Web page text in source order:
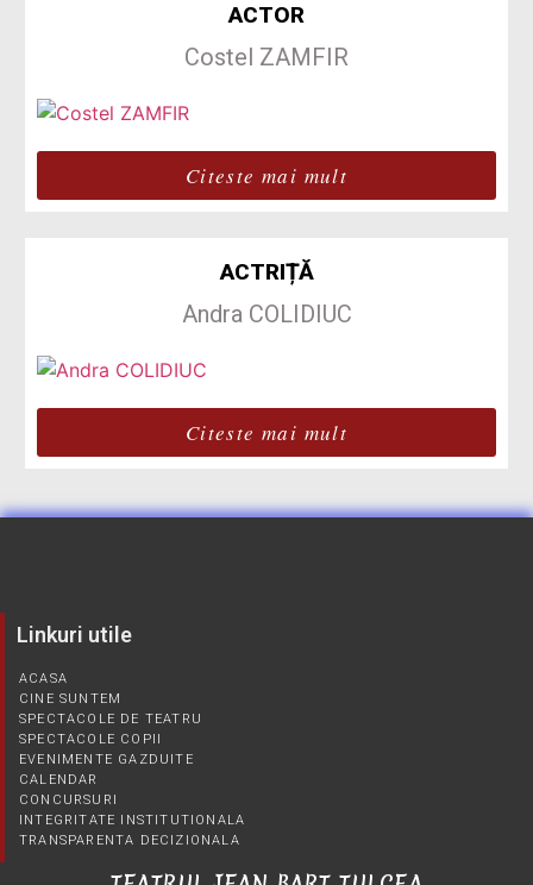
ACTOR
Costel ZAMFIR
Citeste mai mult
ACTRIȚĂ
Andra COLIDIUC
Citeste mai mult
Linkuri utile
ACASA
CINE SUNTEM
SPECTACOLE DE TEATRU
SPECTACOLE COPII
EVENIMENTE GAZDUITE
CALENDAR
CONCURSURI
INTEGRITATE INSTITUTIONALA
TRANSPARENTA DECIZIONALA